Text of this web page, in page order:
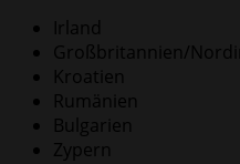
Irland
Großbritannien/
Kroatien
Rumänien
Bulgarien
Zypern